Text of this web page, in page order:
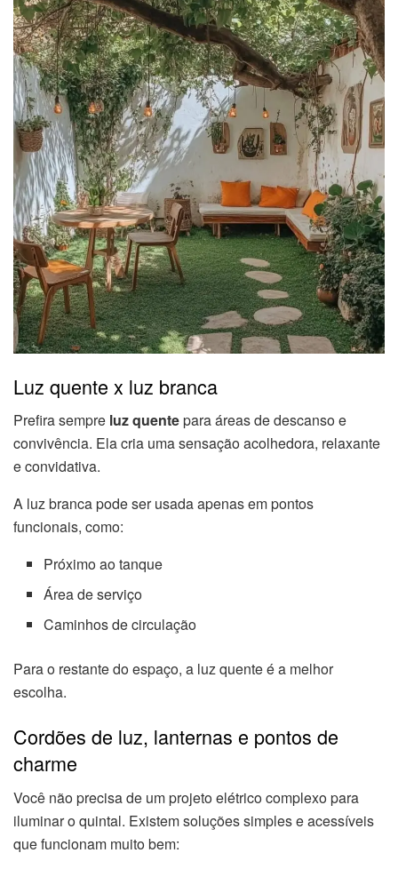
Luz quente x luz branca
Prefira sempre luz quentepara áreas de descanso e
convivência. Ela cria uma sensação acolhedora, relaxante
e convidativa.
A luz branca pode ser usada apenas em pontos
funcionais, como:
Próximo ao tanque
Área de serviço
Caminhos de circulação
Para o restante do espaço, a luz quente é a melhor
escolha.
Cordões de luz, lanternas e pontos de
charme
Você não precisa de um projeto elétrico complexo para
iluminar o quintal. Existem soluções simples e acessíveis
que funcionam muito bem: